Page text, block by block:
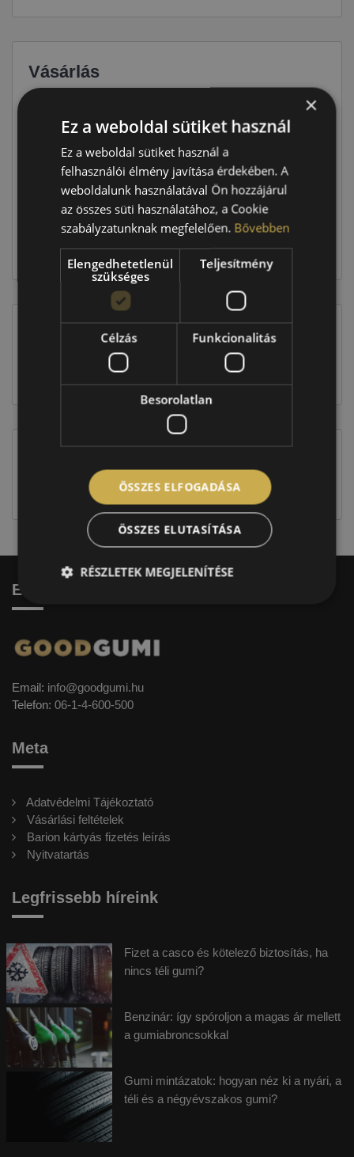
Vásárlás
61 690 Ft
Raktáron:
246 760 Ft
Kosárba
EU-s abroncscímke
jellegűek. Előfordulhat, hogy még a korábbi EU-s
címkével ellátott abroncs kerül kiszállításra.
Elérhetőség
Email: info@goodgumi.hu
Telefon: 06-1-4-600-500
Meta
Adatvédelmi Tájékoztató
Vásárlási feltételek
Barion kártyás fizetés leírás
Nyitvatartás
Legfrissebb híreink
Fizet a casco és kötelező biztosítás, ha
nincs téli gumi?
Benzinár: így spóroljon a magas ár mellett
a gumiabroncsokkal
Gumi mintázatok: hogyan néz ki a nyári, a
téli és a négyévszakos gumi?
×
Ez a weboldal sütiket használ
Ez a weboldal sütiket használ a
felhasználói élmény javítása érdekében. A
weboldalunk használatával Ön hozzájárul
az összes süti használatához, a Cookie
szabályzatunknak megfelelően. Bővebben
Elengedhetetlenül
szükséges
Teljesítmény
Célzás Funkcionalitás
Besorolatlan
ÖSSZES ELFOGADÁSA
ÖSSZES ELUTASÍTÁSA
RÉSZLETEK MEGJELENÍTÉSE